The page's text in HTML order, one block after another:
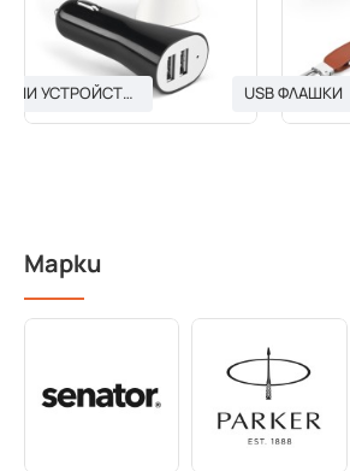
USB ЗАРЯДНИ УСТРОЙСТВА USB ФЛАШКИ
Марки